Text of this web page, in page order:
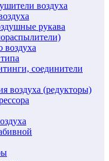
воздуха
рукава
воздуха
соединители
воздуха (редукторы)